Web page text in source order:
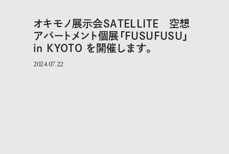
オキモノ展示会SATELLITE 空想
アパートメント個展「FUSUFUSU」
in KYOTO を開催します。
2024.07.22